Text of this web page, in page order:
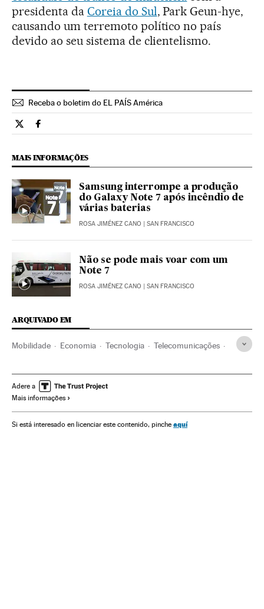
presidenta da Coreia do Sul, Park Geun-hye,
causando um terremoto político no país
devido ao seu sistema de clientelismo.
Receba o boletim do EL PAÍS América
Tecnologia El País Brasil en Twitter
Tecnologia El País Brasil en Facebook
MAIS INFORMAÇÕES
Samsung interrompe a produção
do Galaxy Note 7 após incêndio de
várias baterias
ROSA JIMÉNEZ CANO | SAN FRANCISCO
Não se pode mais voar com um
Note 7
ROSA JIMÉNEZ CANO | SAN FRANCISCO
ARQUIVADO EM
Mobilidade Economia Tecnologia Telecomunicações
Samsung Galaxy Samsung Electronics
Telefonia celular multimídia
Empresas Telefonia
Adere a
Mais informações
Si está interesado en licenciar este contenido, pinche aquí